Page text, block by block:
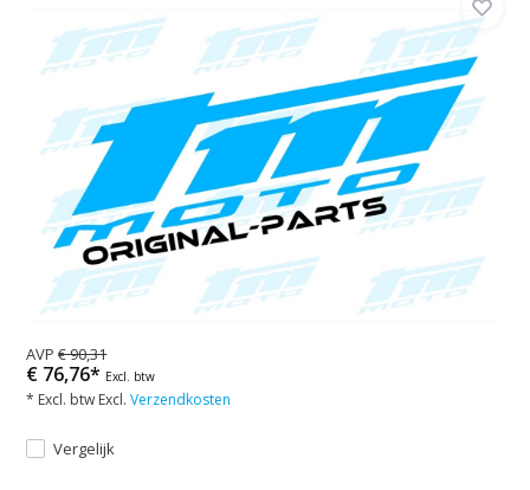
AVP€ 90,31
€ 76,76* Excl. btw
* Excl. btw Excl.Verzendkosten
Vergelijk